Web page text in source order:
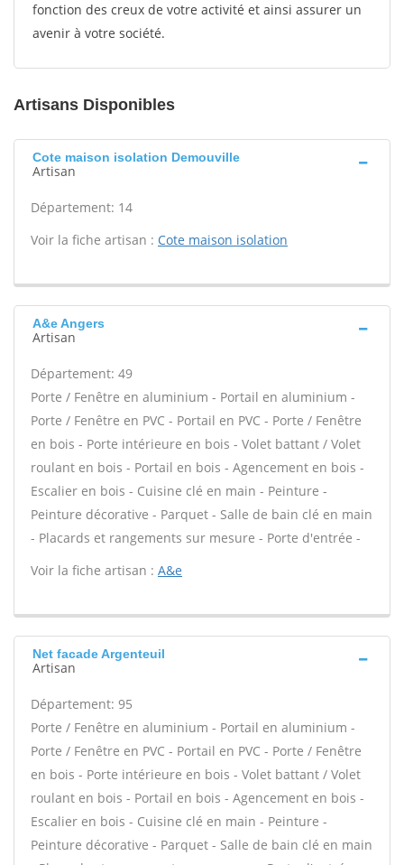
fonction des creux de votre activité et ainsi assurer un
avenir à votre société.
Artisans Disponibles
Cote maison isolation Demouville
Artisan
Département: 14
Voir la fiche artisan : Cote maison isolation
A&e Angers
Artisan
Département: 49
Porte / Fenêtre en aluminium - Portail en aluminium -
Porte / Fenêtre en PVC - Portail en PVC - Porte / Fenêtre
en bois - Porte intérieure en bois - Volet battant / Volet
roulant en bois - Portail en bois - Agencement en bois -
Escalier en bois - Cuisine clé en main - Peinture -
Peinture décorative - Parquet - Salle de bain clé en main
- Placards et rangements sur mesure - Porte d'entrée -
Voir la fiche artisan : A&e
Net facade Argenteuil
Artisan
Département: 95
Porte / Fenêtre en aluminium - Portail en aluminium -
Porte / Fenêtre en PVC - Portail en PVC - Porte / Fenêtre
en bois - Porte intérieure en bois - Volet battant / Volet
roulant en bois - Portail en bois - Agencement en bois -
Escalier en bois - Cuisine clé en main - Peinture -
Peinture décorative - Parquet - Salle de bain clé en main